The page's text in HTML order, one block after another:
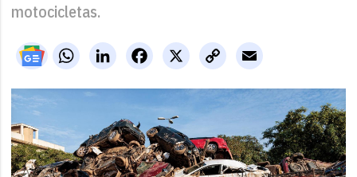
motocicletas.
WhatsAppLinkedIn X
Facebook
Copy
Link
Email